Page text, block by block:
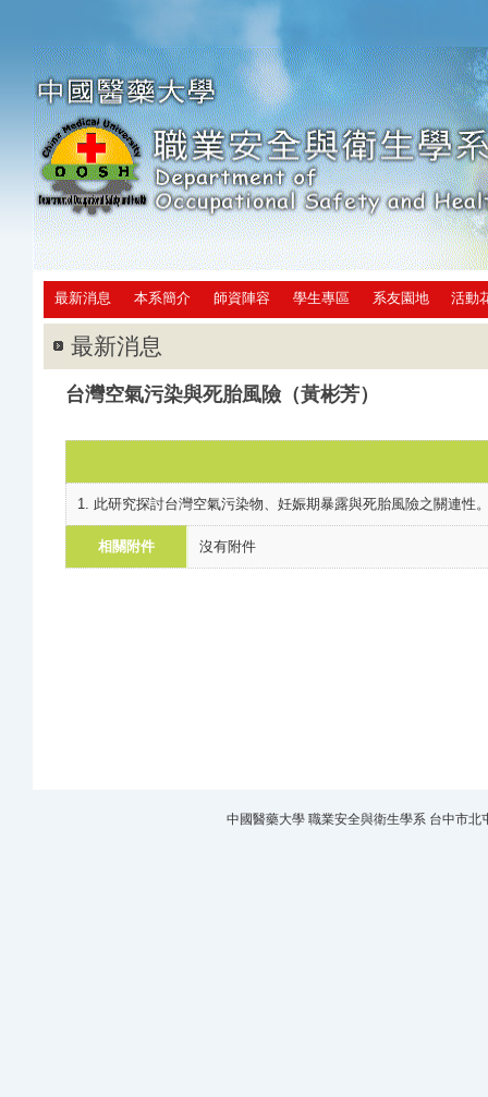
最新消息 本系簡介 師資陣容 學生專區 系友園地 活動
最新消息
台灣空氣污染與死胎風險（黃彬芳）
1. 此研究探討台灣空氣污染物、妊娠期暴露與死胎風險之關連性
相關附件 沒有附件
中國醫藥大學 職業安全與衛生學系 台中市